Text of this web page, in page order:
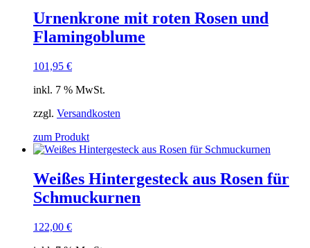
Urnenkrone mit roten Rosen und
Flamingoblume
101,95 €
inkl. 7 % MwSt.
zzgl. Versandkosten
zum Produkt
Weißes Hintergesteck aus Rosen für
Schmuckurnen
122,00 €